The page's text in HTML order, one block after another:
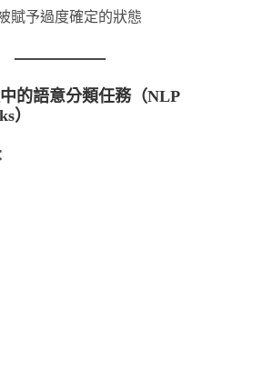
賦予過度確定的狀態
的語意分類任務（NLP
）